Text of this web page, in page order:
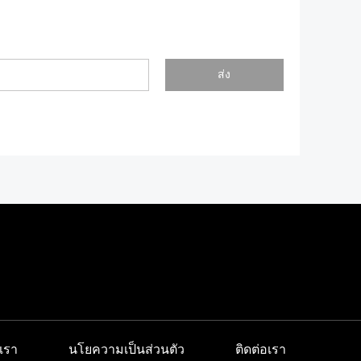
ส่ง
า นโยความเป็นส่วนตัว ติดต่อเรา